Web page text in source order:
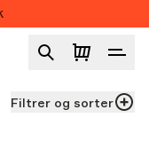
Filtrer og sorter